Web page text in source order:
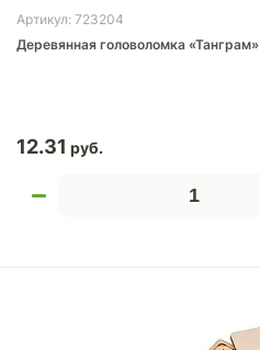
Артикул: 723204
Деревянная головоломка «Танграм»
12.31